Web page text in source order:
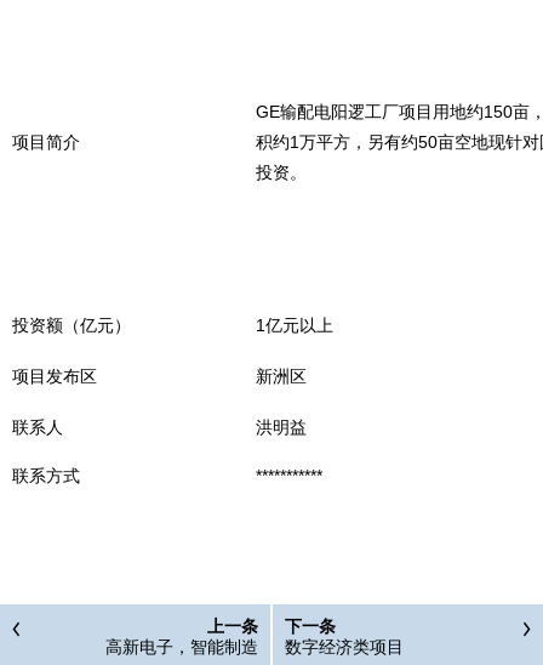
项目简介
GE输配电阳逻工厂项目用地约150亩
积约1万平方，另有约50亩空地现针
投资。
投资额（亿元） 1亿元以上
项目发布区 新洲区
联系人 洪明益
联系方式 ***********
上一条
高新电子，智能制造
下一条
数字经济类项目